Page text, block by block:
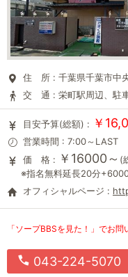
住 所 : 千葉県千葉市中
交 通 : 栄町駅周辺、駐
目安予算(総額) : ￥
営業時間 : 7:00～LAST
価 格 : ￥16000～ (
※指名無料延長20分
オフィシャルページ :
「ソープBBSを見た！」でお
043-224-5070